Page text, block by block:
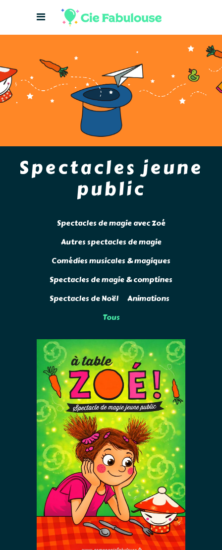
Spectacles jeune
public
Tous
Spectacles de magie avec Zoé
Autres spectacles de magie
Comédies musicales & magiques
Spectacles de magie & comptines
Spectacles de Noël
Animations
À table Zoé !
Spectacles De Magie Avec Zoé